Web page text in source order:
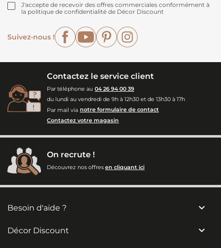
J'accepte de recevoir des offres commerciales conformément à
la politique de confidentialité de Décor Discount
Suivez-nous !
FacebookYouTubePinterest
Contactez le service client
Par téléphone au 04 26 94 00 39
du lundi au vendredi de 9h à 12h30 et de 13h30 à 17h
Par mail via notre formulaire de contact
Contactez votre magasin
On recrute !
Découvrez nos offres en cliquant ici
Besoin d'aide ? 
Décor Discount
